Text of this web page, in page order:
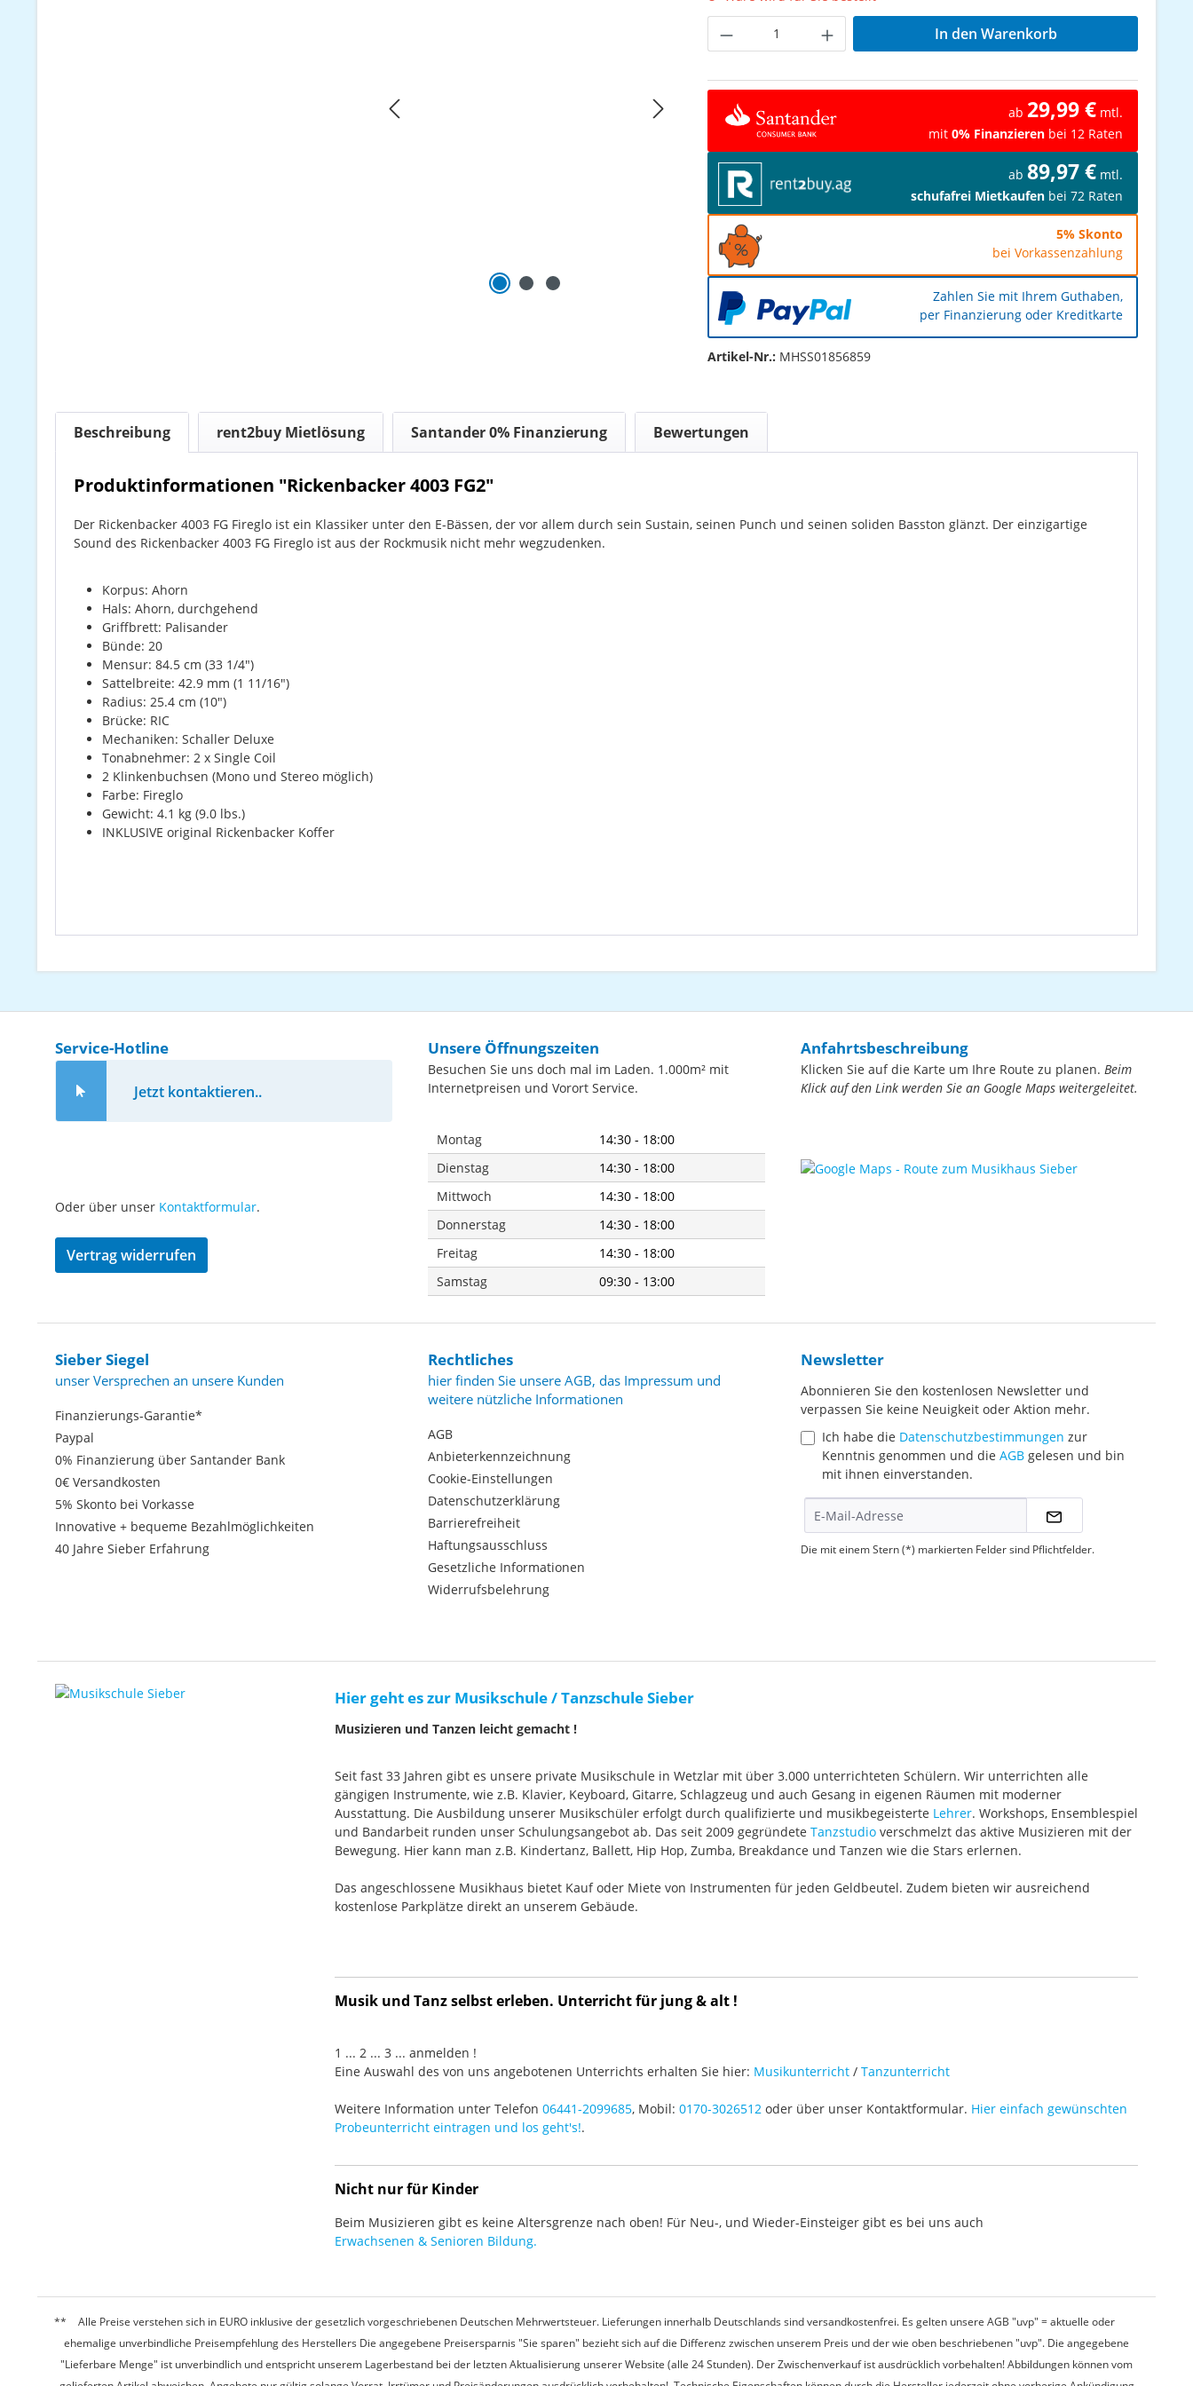
Produkt Anzahl: Gib den gewünschten Wert
In den Warenkorb
ab 29,99 € mtl.
mit 0% Finanzieren bei 12 Raten
ab 89,97 € mtl.
schufafrei Mietkaufen bei 72 Raten
5% Skonto
bei Vorkassenzahlung
Zahlen Sie mit Ihrem Guthaben,
per Finanzierung oder Kreditkarte
Artikel-Nr.: MHSS01856859
Beschreibung rent2buy Mietlösung Santander 0% Finanzierung Bewertungen
Produktinformationen "Rickenbacker 4003 FG2"
Der Rickenbacker 4003 FG Fireglo ist ein Klassiker unter den E-Bässen, der vor allem durch sein Sustain, seinen Punch und seinen soliden Basston glänzt. Der einzigartige
Sound des Rickenbacker 4003 FG Fireglo ist aus der Rockmusik nicht mehr wegzudenken.
Korpus: Ahorn
Hals: Ahorn, durchgehend
Griffbrett: Palisander
Bünde: 20
Mensur: 84.5 cm (33 1/4")
Sattelbreite: 42.9 mm (1 11/16")
Radius: 25.4 cm (10")
Brücke: RIC
Mechaniken: Schaller Deluxe
Tonabnehmer: 2 x Single Coil
2 Klinkenbuchsen (Mono und Stereo möglich)
Farbe: Fireglo
Gewicht: 4.1 kg (9.0 lbs.)
INKLUSIVE original Rickenbacker Koffer
Service-Hotline
Jetzt kontaktieren..
Oder über unser Kontaktformular.
Vertrag widerrufen
Unsere Öffnungszeiten
Besuchen Sie uns doch mal im Laden. 1.000m² mit
Internetpreisen und Vorort Service.
Montag
14:30 - 18:00
Dienstag
14:30 - 18:00
Mittwoch
14:30 - 18:00
Donnerstag
14:30 - 18:00
Freitag
14:30 - 18:00
Samstag
09:30 - 13:00
Anfahrtsbeschreibung
Klicken Sie auf die Karte um Ihre Route zu planen. Beim
Klick auf den Link werden Sie an Google Maps weitergeleitet.
Sieber Siegel
unser Versprechen an unsere Kunden
Finanzierungs-Garantie*
Paypal
0% Finanzierung über Santander Bank
0€ Versandkosten
5% Skonto bei Vorkasse
Innovative + bequeme Bezahlmöglichkeiten
40 Jahre Sieber Erfahrung
Rechtliches
hier finden Sie unsere AGB, das Impressum und
weitere nützliche Informationen
AGB
Anbieterkennzeichnung
Cookie-Einstellungen
Datenschutzerklärung
Barrierefreiheit
Haftungsausschluss
Gesetzliche Informationen
Widerrufsbelehrung
Newsletter
Abonnieren Sie den kostenlosen Newsletter und
verpassen Sie keine Neuigkeit oder Aktion mehr.
Ich habe die Datenschutzbestimmungen zur
Kenntnis genommen und die AGB gelesen und bin
mit ihnen einverstanden.
Die mit einem Stern (*) markierten Felder sind Pflichtfelder.
Hier geht es zur Musikschule / Tanzschule Sieber
Musizieren und Tanzen leicht gemacht !
Seit fast 33 Jahren gibt es unsere private Musikschule in Wetzlar mit über 3.000 unterrichteten Schülern. Wir unterrichten alle
gängigen Instrumente, wie z.B. Klavier, Keyboard, Gitarre, Schlagzeug und auch Gesang in eigenen Räumen mit moderner
Ausstattung. Die Ausbildung unserer Musikschüler erfolgt durch qualifizierte und musikbegeisterte Lehrer. Workshops, Ensemblespiel
und Bandarbeit runden unser Schulungsangebot ab. Das seit 2009 gegründete Tanzstudio verschmelzt das aktive Musizieren mit der
Bewegung. Hier kann man z.B. Kindertanz, Ballett, Hip Hop, Zumba, Breakdance und Tanzen wie die Stars erlernen.
Das angeschlossene Musikhaus bietet Kauf oder Miete von Instrumenten für jeden Geldbeutel. Zudem bieten wir ausreichend
kostenlose Parkplätze direkt an unserem Gebäude.
Musik und Tanz selbst erleben. Unterricht für jung & alt !
1 ... 2 ... 3 ... anmelden !
Eine Auswahl des von uns angebotenen Unterrichts erhalten Sie hier: Musikunterricht / Tanzunterricht
Weitere Information unter Telefon 06441-2099685, Mobil: 0170-3026512 oder über unser Kontaktformular. Hier einfach gewünschten
Probeunterricht eintragen und los geht's!.
Nicht nur für Kinder
Beim Musizieren gibt es keine Altersgrenze nach oben! Für Neu-, und Wieder-Einsteiger gibt es bei uns auch
Erwachsenen & Senioren Bildung.
Alle Preise verstehen sich in EURO inklusive der gesetzlich vorgeschriebenen Deutschen Mehrwertsteuer. Lieferungen innerhalb Deutschlands sind versandkostenfrei. Es gelten unsere AGB "uvp" = aktuelle oder
ehemalige unverbindliche Preisempfehlung des Herstellers Die angegebene Preisersparnis "Sie sparen" bezieht sich auf die Differenz zwischen unserem Preis und der wie oben beschriebenen "uvp". Die angegebene
"Lieferbare Menge" ist unverbindlich und entspricht unserem Lagerbestand bei der letzten Aktualisierung unserer Website (alle 24 Stunden). Der Zwischenverkauf ist ausdrücklich vorbehalten! Abbildungen können vom